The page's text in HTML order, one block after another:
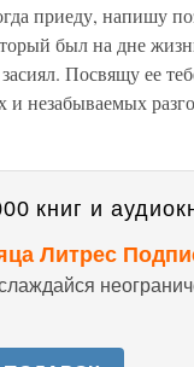
приеду, напишу
был на дне
Посвящу ее
незабываемых
книг и
Литрес